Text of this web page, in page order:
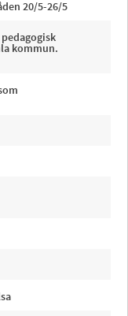
20/5-26/5
kommun.